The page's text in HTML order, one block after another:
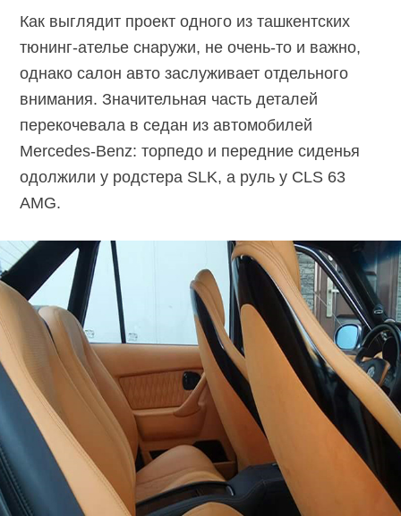
Как выглядит проект одного из ташкентских
тюнинг-ателье снаружи, не очень-то и важно,
однако салон авто заслуживает отдельного
внимания. Значительная часть деталей
перекочевала в седан из автомобилей
Mercedes-Benz: торпедо и передние сиденья
одолжили у родстера SLK, а руль у CLS 63
AMG.